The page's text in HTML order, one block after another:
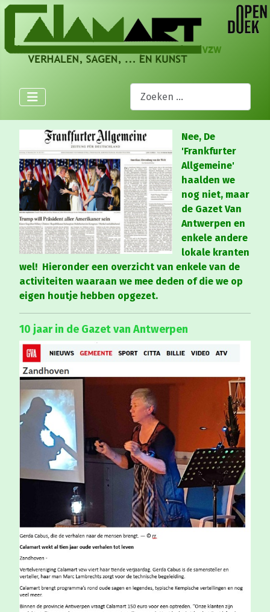
Zoeken
Nee, De
'Frankfurter
Allgemeine'
haalden we
nog niet, maar
de Gazet Van
Antwerpen en
enkele andere
lokale kranten
wel! Hieronder een overzicht van enkele van de
activiteiten waaraan we mee deden of die we op
eigen houtje hebben opgezet.
10 jaar in de Gazet van Antwerpen